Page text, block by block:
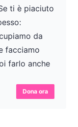
ti è piaciuto
da
facciamo
farlo anche
Dona ora